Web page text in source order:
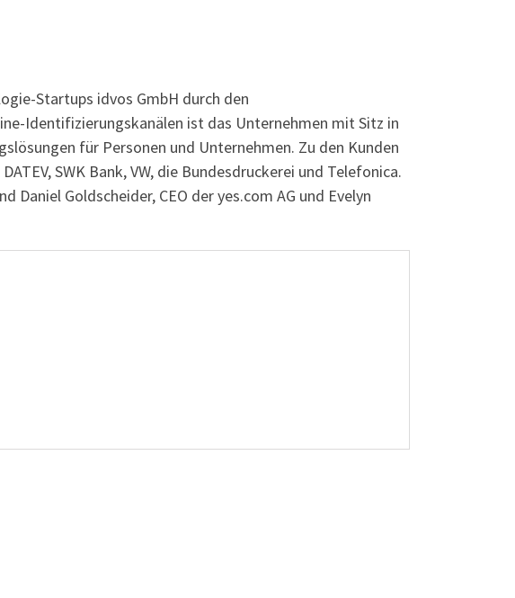
Startups idvos GmbH durch den
Identifizierungskanälen ist das Unternehmen mit Sitz in
für Personen und Unternehmen. Zu den Kunden
SWK Bank, VW, die Bundesdruckerei und Telefonica.
Goldscheider, CEO der yes.com AG und Evelyn